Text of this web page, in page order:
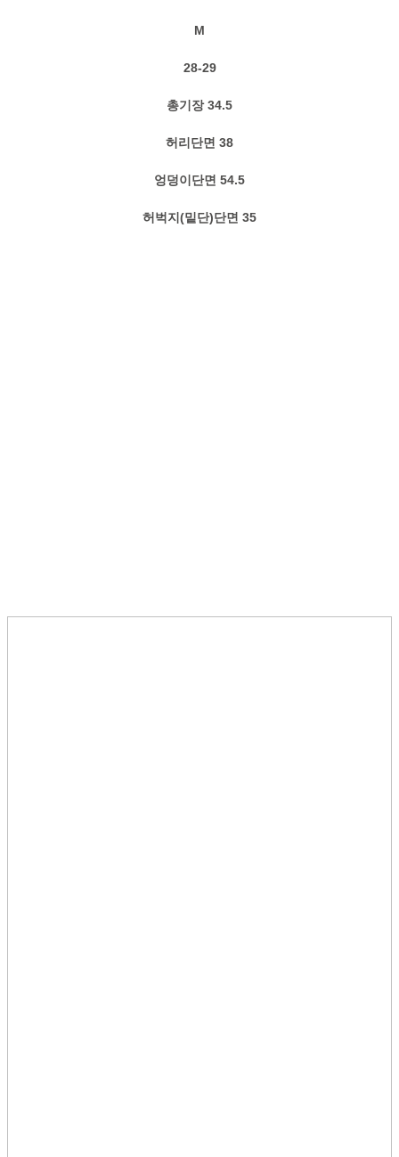
M
28-29
총기장 34.5
허리단면 38
엉덩이단면 54.5
허벅지(밑단)단면 35